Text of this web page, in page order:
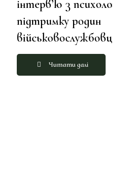
інтерв’ю з
підтримку родин
Читати далі